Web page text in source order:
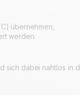
übernehmen,
werden.
sich dabei nahtlos in